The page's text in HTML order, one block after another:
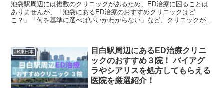
池袋駅周辺には複数のクリニックがあるため、ED治療に困ることは
ありませんが、「池袋にあるED治療のおすすめクリニックはど
こ？」「何を基準に選べばいいかわからない」など、クリニックが充
JR東日本
目白駅周辺にあるED治療クリニ
ックのおすすめ３院！ バイアグ
ラやシアリスを処方してもらえる
医院を厳選紹介！